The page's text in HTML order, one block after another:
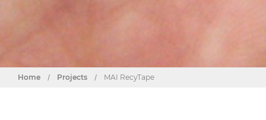
Home / Projects / MAI RecyTape